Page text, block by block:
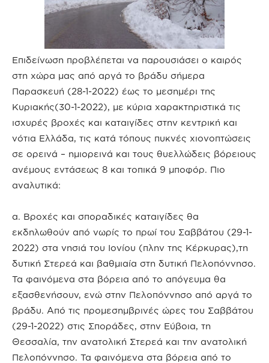
Επιδείνωση προβλέπεται να παρουσιάσει ο καιρός
στη χώρα μας από αργά το βράδυ σήμερα
Παρασκευή (28-1-2022) έως το μεσημέρι της
Κυριακής(30-1-2022), με κύρια χαρακτηριστικά τις
ισχυρές βροχές και καταιγίδες στην κεντρική και
νότια Ελλάδα, τις κατά τόπους πυκνές χιονοπτώσεις
σε ορεινά – ημιορεινά και τους θυελλώδεις βόρειους
ανέμους εντάσεως 8 και τοπικά 9 μποφόρ. Πιο
αναλυτικά:
α. Βροχές και σποραδικές καταιγίδες θα
εκδηλωθούν από νωρίς το πρωί του Σαββάτου (29-1-
2022) στα νησιά του Ιονίου (πλην της Κέρκυρας),τη
δυτική Στερεά και βαθμιαία στη δυτική Πελοπόννησο.
Τα φαινόμενα στα βόρεια από το απόγευμα θα
εξασθενήσουν, ενώ στην Πελοπόννησο από αργά το
βράδυ. Από τις προμεσημβρινές ώρες του Σαββάτου
(29-1-2022) στις Σποράδες, στην Εύβοια, τη
Θεσσαλία, την ανατολική Στερεά και την ανατολική
Πελοπόννησο. Τα φαινόμενα στα βόρεια από το